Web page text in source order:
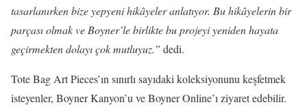
tasarlanırken bize yepyeni hikâyeler anlatıyor. Bu hikâyelerin bir
parçası olmak ve Boyner’le birlikte bu projeyi yeniden hayata
geçirmekten dolayı çok mutluyuz.” dedi.
Tote Bag Art Pieces’ın sınırlı sayıdaki koleksiyonunu keşfetmek
isteyenler, Boyner Kanyon’u ve Boyner Online’ı ziyaret edebilir.